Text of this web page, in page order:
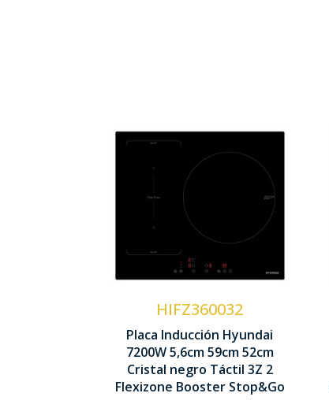
HIFZ360032
Placa Inducción Hyundai
7200W 5,6cm 59cm 52cm
Cristal negro Táctil 3Z 2
Flexizone Booster Stop&Go
Zonas cocción 3
Potencia 7,20 kW
Control Táctil
Flexizone Doble
56 x 590 x 520 mm